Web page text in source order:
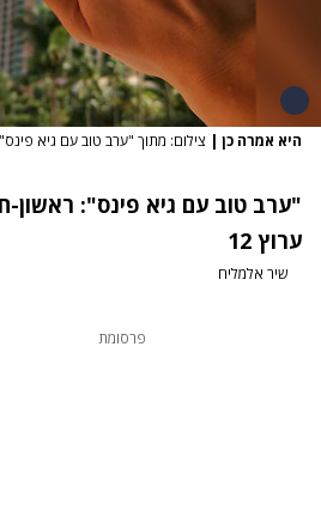
היא אמרה כן | צילום: מתוך "ערב טוב עם גיא
"ערב טוב עם גיא פינס": ראשון-חמישי
ערוץ 12
שיר אלמליח
פרסומת